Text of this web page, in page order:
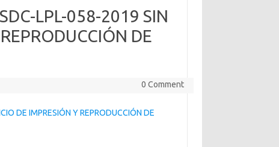
LPL-058-2019 SIN
DE
0 Comment
DE IMPRESIÓN Y REPRODUCCIÓN DE